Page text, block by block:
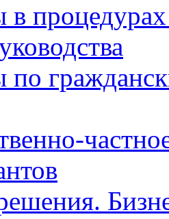
в
по